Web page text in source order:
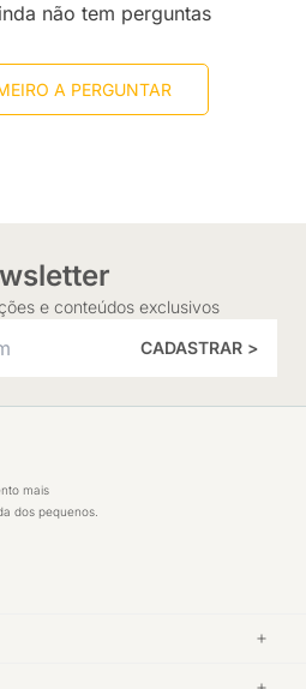
não tem perguntas
A PERGUNTAR
e conteúdos exclusivos
CADASTRAR >
mais
dos pequenos.